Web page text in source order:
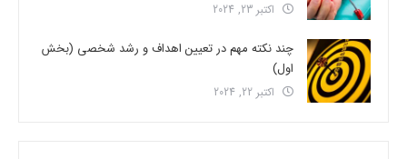
اکتبر 23, 2024
چند نکته مهم در تعیین اهداف و رشد شخصی (بخش
اول)
اکتبر 22, 2024